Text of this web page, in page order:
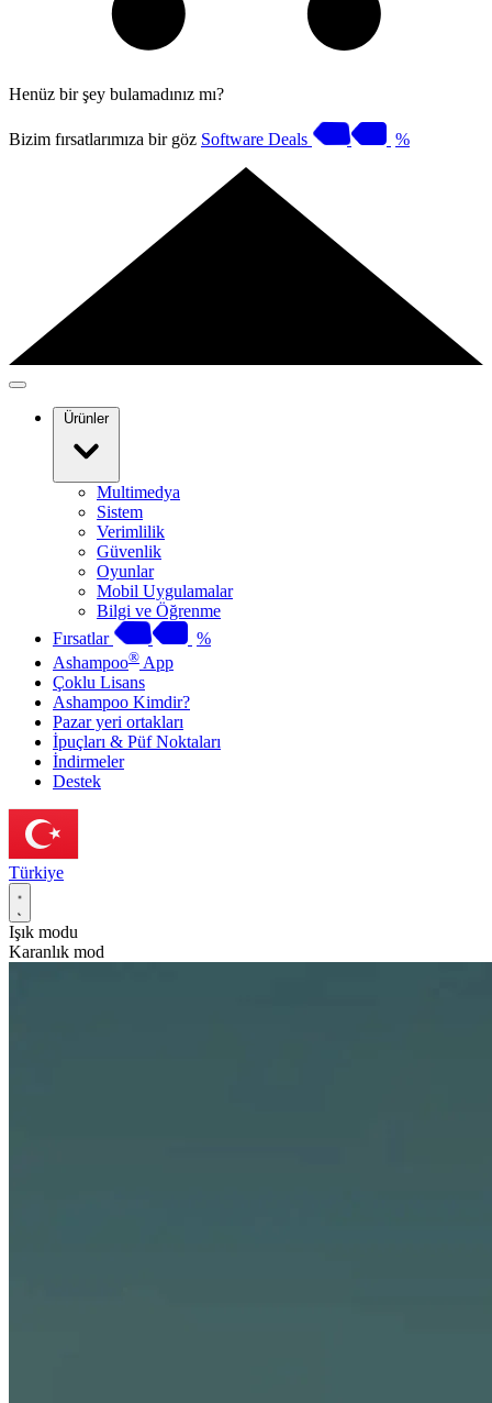
Henüz bir şey bulamadınız mı?
Bizim fırsatlarımıza bir göz Software Deals %
Ürünler
Multimedya
Sistem
Verimlilik
Güvenlik
Oyunlar
Mobil Uygulamalar
Bilgi ve Öğrenme
Fırsatlar
%
Ashampoo® App
Çoklu Lisans
Ashampoo Kimdir?
Pazar yeri ortakları
İpuçları & Püf Noktaları
İndirmeler
Destek
Türkiye
Işık modu
Karanlık mod